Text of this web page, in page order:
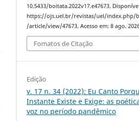
10.5433/boitata.2022v17.e47673.
https://ojs.uel.br/revistas/uel/index.php/
/article/view/47673. Acesso em: 8 ago.
Fomatos de Citação
Edição
v. 17 n. 34 (2022): Eu Canto
Instante Existe e Exige: as
voz no período pandêmico